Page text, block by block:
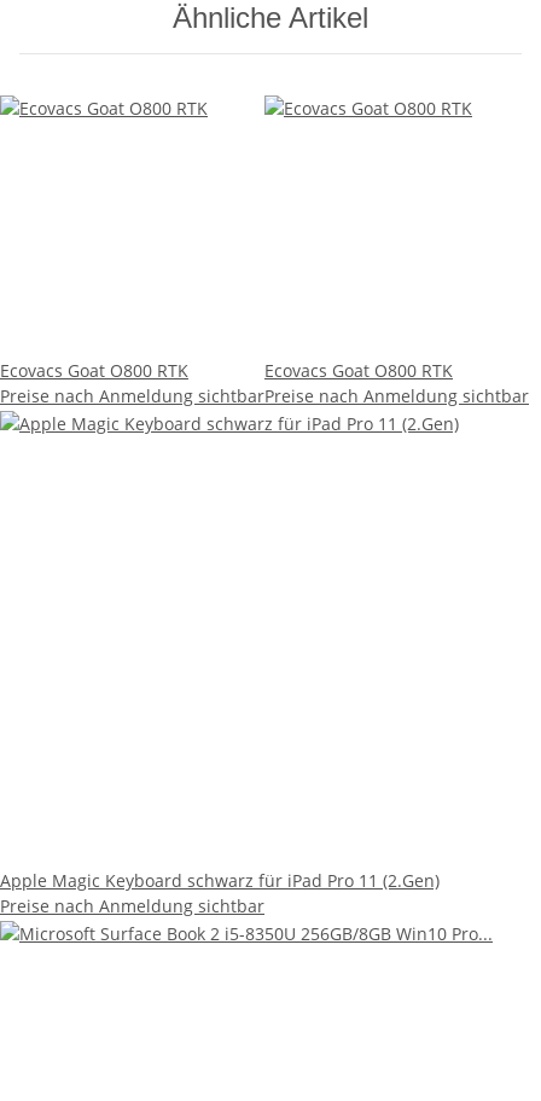
Ähnliche Artikel
Ecovacs Goat O800 RTK
Preise nach Anmeldung sichtbar
Ecovacs Goat O800 RTK
Preise nach Anmeldung sichtbar
Apple Magic Keyboard schwarz für iPad Pro 11 (2.Gen)
Preise nach Anmeldung sichtbar